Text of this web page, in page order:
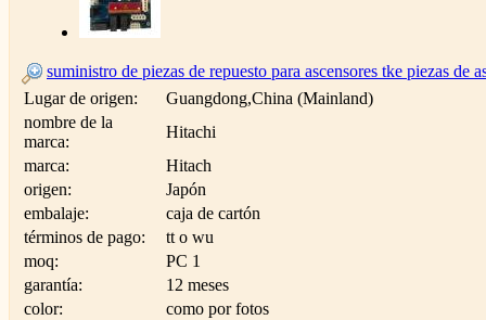
suministro de piezas de repuesto para ascensores tke piezas de
Lugar de origen:
Guangdong,China (Mainland)
nombre de la
marca:
Hitachi
marca:
Hitach
origen:
Japón
embalaje:
caja de cartón
términos de pago:
tt o wu
moq:
PC 1
garantía:
12 meses
color:
como por fotos